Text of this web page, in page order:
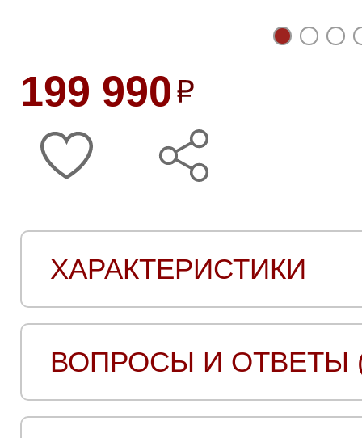
199 990
ХАРАКТЕРИСТИКИ
ВОПРОСЫ И ОТВЕТЫ